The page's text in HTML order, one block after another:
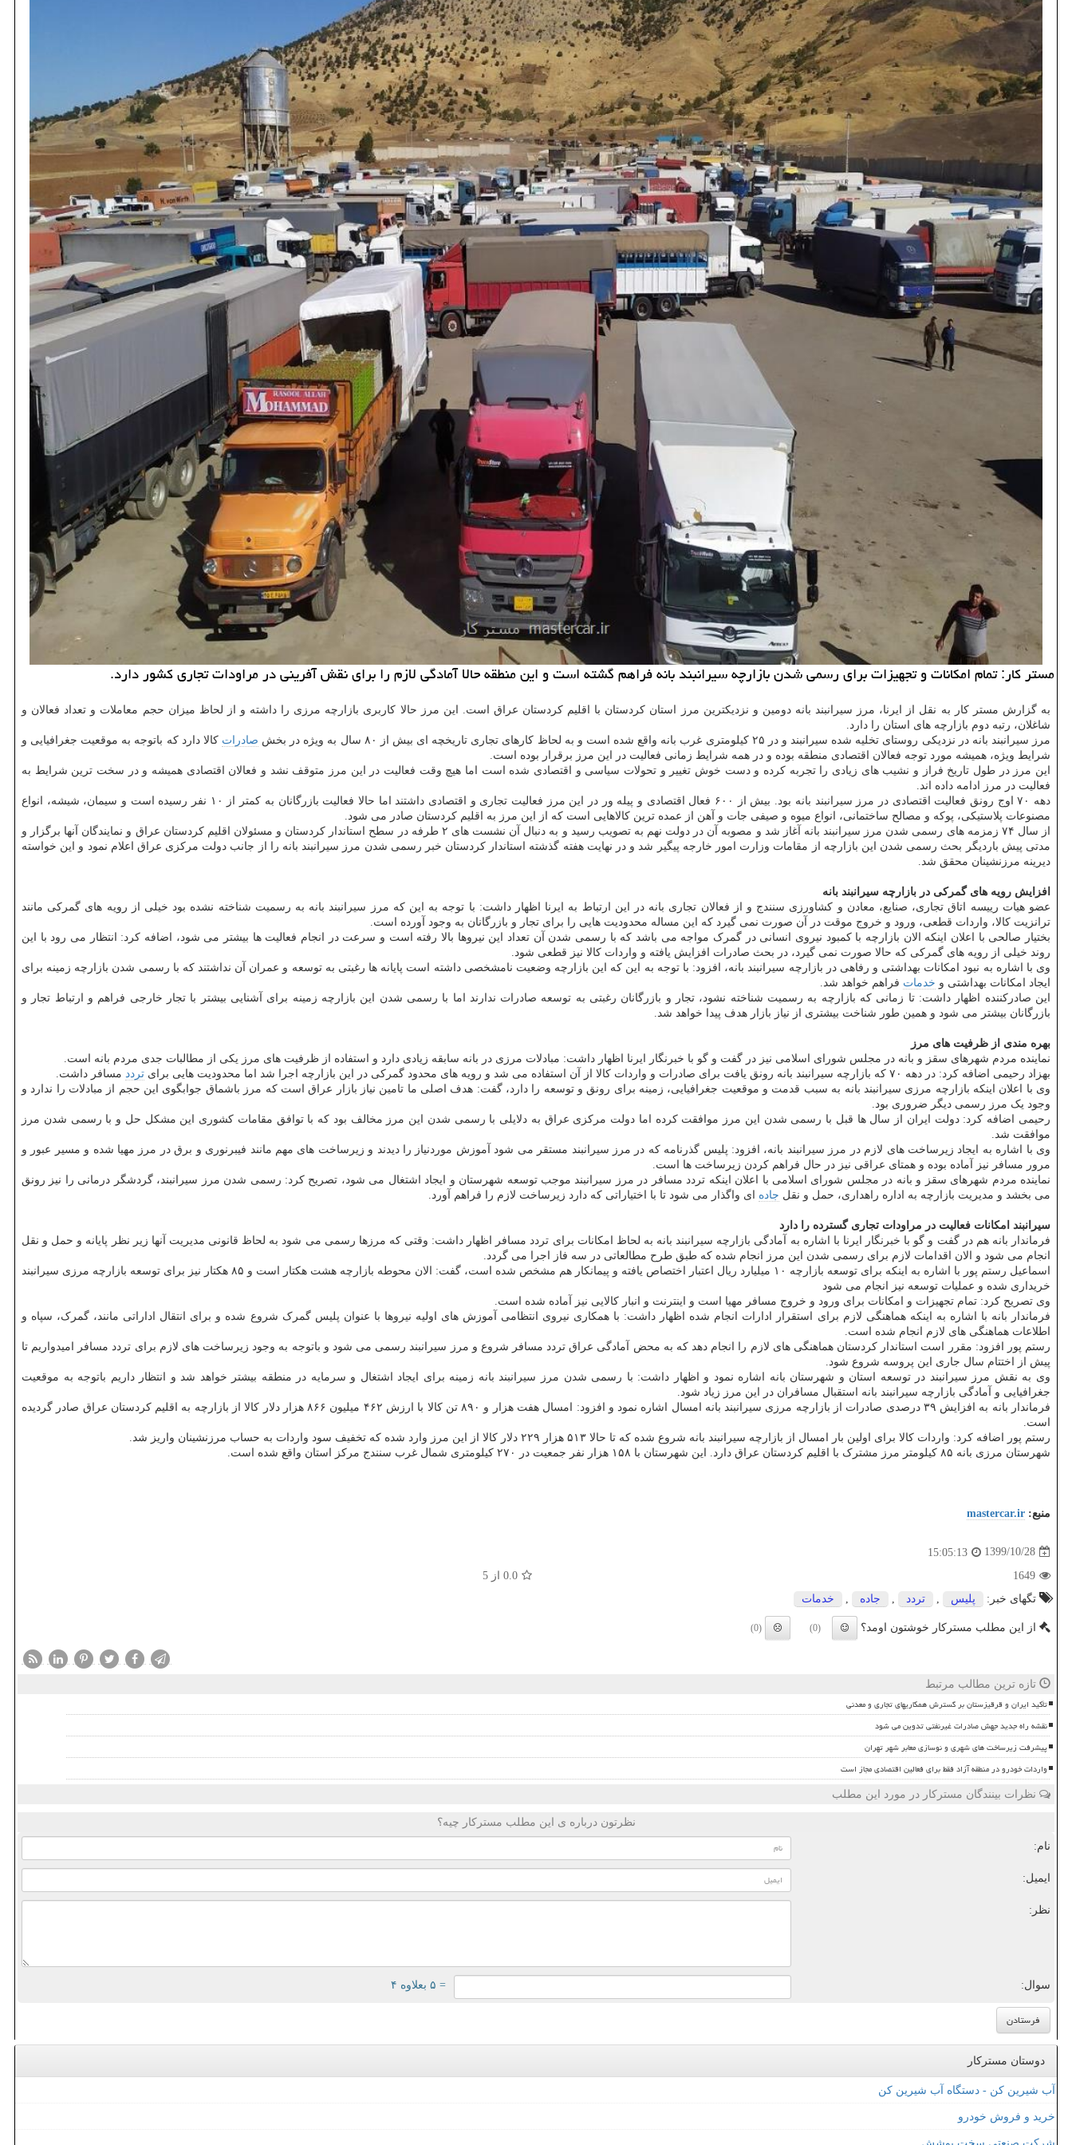
مستر کار: تمام امکانات و تجهیزات برای رسمی شدن بازارچه سیرانبند بانه فراهم گشته است و این منطقه حالا آمادگی لازم را برای نقش آفرینی در مراودات تجاری کشور دارد.
به گزارش مستر کار به نقل از ایرنا، مرز سیرانبند بانه دومین و نزدیکترین مرز استان کردستان با اقلیم کردستان عراق است. این مرز حالا کاربری بازارچه مرزی را داشته و از لحاظ میزان حجم معاملات و تعداد فعالان و
شاغلان، رتبه دوم بازارچه های استان را دارد.
مرز سیرانبند بانه در نزدیکی روستای تخلیه شده سیرانبند و در ۲۵ کیلومتری غرب بانه واقع شده است و به لحاظ کارهای تجاری تاریخچه ای بیش از ۸۰ سال به ویژه در بخش
صادرات کالا دارد که باتوجه به موقعیت جغرافیایی و
شرایط ویژه، همیشه مورد توجه فعالان اقتصادی منطقه بوده و در همه شرایط زمانی فعالیت در این مرز برقرار بوده است.
این مرز در طول تاریخ فراز و نشیب های زیادی را تجربه کرده و دست خوش تغییر و تحولات سیاسی و اقتصادی شده است اما هیچ وقت فعالیت در این مرز متوقف نشد و فعالان اقتصادی همیشه و در سخت ترین شرایط به
فعالیت در مرز ادامه داده اند.
دهه ۷۰ اوج رونق فعالیت اقتصادی در مرز سیرانبند بانه بود. بیش از ۶۰۰ فعال اقتصادی و پیله ور در این مرز فعالیت تجاری و اقتصادی داشتند اما حالا فعالیت بازرگانان به کمتر از ۱۰ نفر رسیده است و سیمان، شیشه، انواع
مصنوعات پلاستیکی، پوکه و مصالح ساختمانی، انواع میوه و صیفی جات و آهن از عمده ترین کالاهایی است که از این مرز به اقلیم کردستان صادر می شود.
از سال ۷۴ زمزمه های رسمی شدن مرز سیرانبند بانه آغاز شد و مصوبه آن در دولت نهم به تصویب رسید و به دنبال آن نشست های ۲ طرفه در سطح استاندار کردستان و مسئولان اقلیم کردستان عراق و نمایندگان آنها برگزار و
مدتی پیش باردیگر بحث رسمی شدن این بازارچه از مقامات وزارت امور خارجه پیگیر شد و در نهایت هفته گذشته استاندار کردستان خبر رسمی شدن مرز سیرانبند بانه را از جانب دولت مرکزی عراق اعلام نمود و این خواسته
دیرینه مرزنشینان محقق شد.
افزایش رویه های گمرکی در بازارچه سیرانبند بانه
عضو هیات رییسه اتاق تجاری، صنایع، معادن و کشاورزی سنندج و از فعالان تجاری بانه در این ارتباط به ایرنا اظهار داشت: با توجه به این که مرز سیرانبند بانه به رسمیت شناخته نشده بود خیلی از رویه های گمرکی مانند
ترانزیت کالا، واردات قطعی، ورود و خروج موقت در آن صورت نمی گیرد که این مساله محدودیت هایی را برای تجار و بازرگانان به وجود آورده است.
بختیار صالحی با اعلان اینکه الان بازارچه با کمبود نیروی انسانی در گمرک مواجه می باشد که با رسمی شدن آن تعداد این نیروها بالا رفته است و سرعت در انجام فعالیت ها بیشتر می شود، اضافه کرد: انتظار می رود با این
روند خیلی از رویه های گمرکی که حالا صورت نمی گیرد، در بحث صادرات افزایش یافته و واردات کالا نیز قطعی شود.
وی با اشاره به نبود امکانات بهداشتی و رفاهی در بازارچه سیرانبند بانه، افزود: با توجه به این که این بازارچه وضعیت نامشخصی داشته است پایانه ها رغبتی به توسعه و عمران آن نداشتند که با رسمی شدن بازارچه زمینه برای
ایجاد امکانات بهداشتی و خدمات فراهم خواهد شد.
این صادرکننده اظهار داشت: تا زمانی که بازارچه به رسمیت شناخته نشود، تجار و بازرگانان رغبتی به توسعه صادرات ندارند اما با رسمی شدن این بازارچه زمینه برای آشنایی بیشتر با تجار خارجی فراهم و ارتباط تجار و
بازرگانان بیشتر می شود و همین طور شناخت بیشتری از نیاز بازار هدف پیدا خواهد شد.
بهره مندی از ظرفیت های مرز
نماینده مردم شهرهای سقز و بانه در مجلس شورای اسلامی نیز در گفت و گو با خبرنگار ایرنا اظهار داشت: مبادلات مرزی در بانه سابقه زیادی دارد و استفاده از ظرفیت های مرز یکی از مطالبات جدی مردم بانه است.
بهزاد رحیمی اضافه کرد: در دهه ۷۰ که بازارچه سیرانبند بانه رونق یافت برای صادرات و واردات کالا از آن استفاده می شد و رویه های محدود گمرکی در این بازارچه اجرا شد اما محدودیت هایی برای
تردد مسافر داشت.
وی با اعلان اینکه بازارچه مرزی سیرانبند بانه به سبب قدمت و موقعیت جغرافیایی، زمینه برای رونق و توسعه را دارد، گفت: هدف اصلی ما تامین نیاز بازار عراق است که مرز باشماق جوابگوی این حجم از مبادلات را ندارد و
وجود یک مرز رسمی دیگر ضروری بود.
رحیمی اضافه کرد: دولت ایران از سال ها قبل با رسمی شدن این مرز موافقت کرده اما دولت مرکزی عراق به دلایلی با رسمی شدن این مرز مخالف بود که با توافق مقامات کشوری این مشکل حل و با رسمی شدن مرز
موافقت شد.
وی با اشاره به ایجاد زیرساخت های لازم در مرز سیرانبند بانه، افزود: پلیس گذرنامه که در مرز سیرانبند مستقر می شود آموزش موردنیاز را دیدند و زیرساخت های مهم مانند فیبرنوری و برق در مرز مهیا شده و مسیر عبور و
مرور مسافر نیز آماده بوده و همتای عراقی نیز در حال فراهم کردن زیرساخت ها است.
نماینده مردم شهرهای سقز و بانه در مجلس شورای اسلامی با اعلان اینکه تردد مسافر در مرز سیرانبند موجب توسعه شهرستان و ایجاد اشتغال می شود، تصریح کرد: رسمی شدن مرز سیرانبند، گردشگر درمانی را نیز رونق
می بخشد و مدیریت بازارچه به اداره راهداری، حمل و نقل جاده ای واگذار می شود تا با اختیاراتی که دارد زیرساخت لازم را فراهم آورد.
سیرانبند امکانات فعالیت در مراودات تجاری گسترده را دارد
فرماندار بانه هم در گفت و گو با خبرنگار ایرنا با اشاره به آمادگی بازارچه سیرانبند بانه به لحاظ امکانات برای تردد مسافر اظهار داشت: وقتی که مرزها رسمی می شود به لحاظ قانونی مدیریت آنها زیر نظر پایانه و حمل و نقل
انجام می شود و الان اقدامات لازم برای رسمی شدن این مرز انجام شده که طبق طرح مطالعاتی در سه فاز اجرا می گردد.
اسماعیل رستم پور با اشاره به اینکه برای توسعه بازارچه ۱۰ میلیارد ریال اعتبار اختصاص یافته و پیمانکار هم مشخص شده است، گفت: الان محوطه بازارچه هشت هکتار است و ۸۵ هکتار نیز برای توسعه بازارچه مرزی سیرانبند
خریداری شده و عملیات توسعه نیز انجام می شود
وی تصریح کرد: تمام تجهیزات و امکانات برای ورود و خروج مسافر مهیا است و اینترنت و انبار کالایی نیز آماده شده است.
فرماندار بانه با اشاره به اینکه هماهنگی لازم برای استقرار ادارات انجام شده اظهار داشت: با همکاری نیروی انتظامی آموزش های اولیه نیروها با عنوان پلیس گمرک شروع شده و برای انتقال اداراتی مانند، گمرک، سپاه و
اطلاعات هماهنگی های لازم انجام شده است.
رستم پور افزود: مقرر است استاندار کردستان هماهنگی های لازم را انجام دهد که به محض آمادگی عراق تردد مسافر شروع و مرز سیرانبند رسمی می شود و باتوجه به وجود زیرساخت های لازم برای تردد مسافر امیدواریم تا
پیش از اختتام سال جاری این پروسه شروع شود.
وی به نقش مرز سیرانبند در توسعه استان و شهرستان بانه اشاره نمود و اظهار داشت: با رسمی شدن مرز سیرانبند بانه زمینه برای ایجاد اشتغال و سرمایه در منطقه بیشتر خواهد شد و انتظار داریم باتوجه به موقعیت
جغرافیایی و آمادگی بازارچه سیرانبند بانه استقبال مسافران در این مرز زیاد شود.
فرماندار بانه به افزایش ۳۹ درصدی صادرات از بازارچه مرزی سیرانبند بانه امسال اشاره نمود و افزود: امسال هفت هزار و ۸۹۰ تن کالا با ارزش ۴۶۲ میلیون ۸۶۶ هزار دلار کالا از بازارچه به اقلیم کردستان عراق صادر گردیده
است.
رستم پور اضافه کرد: واردات کالا برای اولین بار امسال از بازارچه سیرانبند بانه شروع شده که تا حالا ۵۱۳ هزار ۲۲۹ دلار کالا از این مرز وارد شده که تخفیف سود واردات به حساب مرزنشینان واریز شد.
شهرستان مرزی بانه ۸۵ کیلومتر مرز مشترک با اقلیم کردستان عراق دارد. این شهرستان با ۱۵۸ هزار نفر جمعیت در ۲۷۰ کیلومتری شمال غرب سنندج مرکز استان واقع شده است.
منبع: mastercar.ir
1399/10/28
15:05:13
1649
0.0 از 5
تگهای خبر:
پلیس تردد جاده خدمات
از این مطلب مسترکار خوشتون اومد؟ (0)
(0)
تازه ترین مطالب مرتبط
تأکید ایران و قرقیزستان بر گسترش همکاریهای تجاری و معدنی
نقشه راه جدید جهش صادرات غیرنفتی تدوین می شود
پیشرفت زیرساخت های شهری و نوسازی معابر شهر تهران
واردات خودرو در منطقه آزاد فقط برای فعالین اقتصادی مجاز است
نظرات بینندگان مسترکار در مورد این مطلب
نظرتون درباره ی این مطلب مسترکار چیه؟
نام:
ایمیل:
نظر:
سوال: = ۵ بعلاوه ۴
دوستان مسترکار
آب شیرین کن - دستگاه آب شیرین کن
خرید و فروش خودرو